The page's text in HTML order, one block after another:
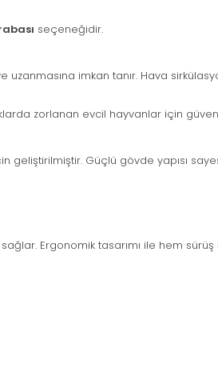
seçeneğidir.
imkan tanır. Hava
zorlanan evcil hayvanlar için
geliştirilmiştir. Güçlü gövde yapısı
Ergonomik tasarımı ile hem